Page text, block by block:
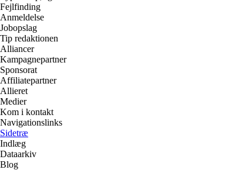
Fejlfinding
Anmeldelse
Jobopslag
Tip redaktionen
Alliancer
Kampagnepartner
Sponsorat
Affiliatepartner
Allieret
Medier
Kom i kontakt
Navigationslinks
Sidetræ
Indlæg
Dataarkiv
Blog